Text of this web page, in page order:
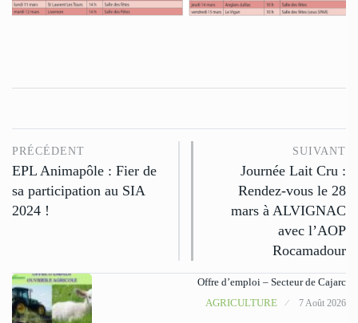
PRÉCÉDENT
EPL Animapôle : Fier de
sa participation au SIA
2024 !
SUIVANT
Journée Lait Cru :
Rendez-vous le 28
mars à ALVIGNAC
avec l’AOP
Rocamadour
Offre d’emploi – Secteur de Cajarc
AGRICULTURE
7 Août 2026